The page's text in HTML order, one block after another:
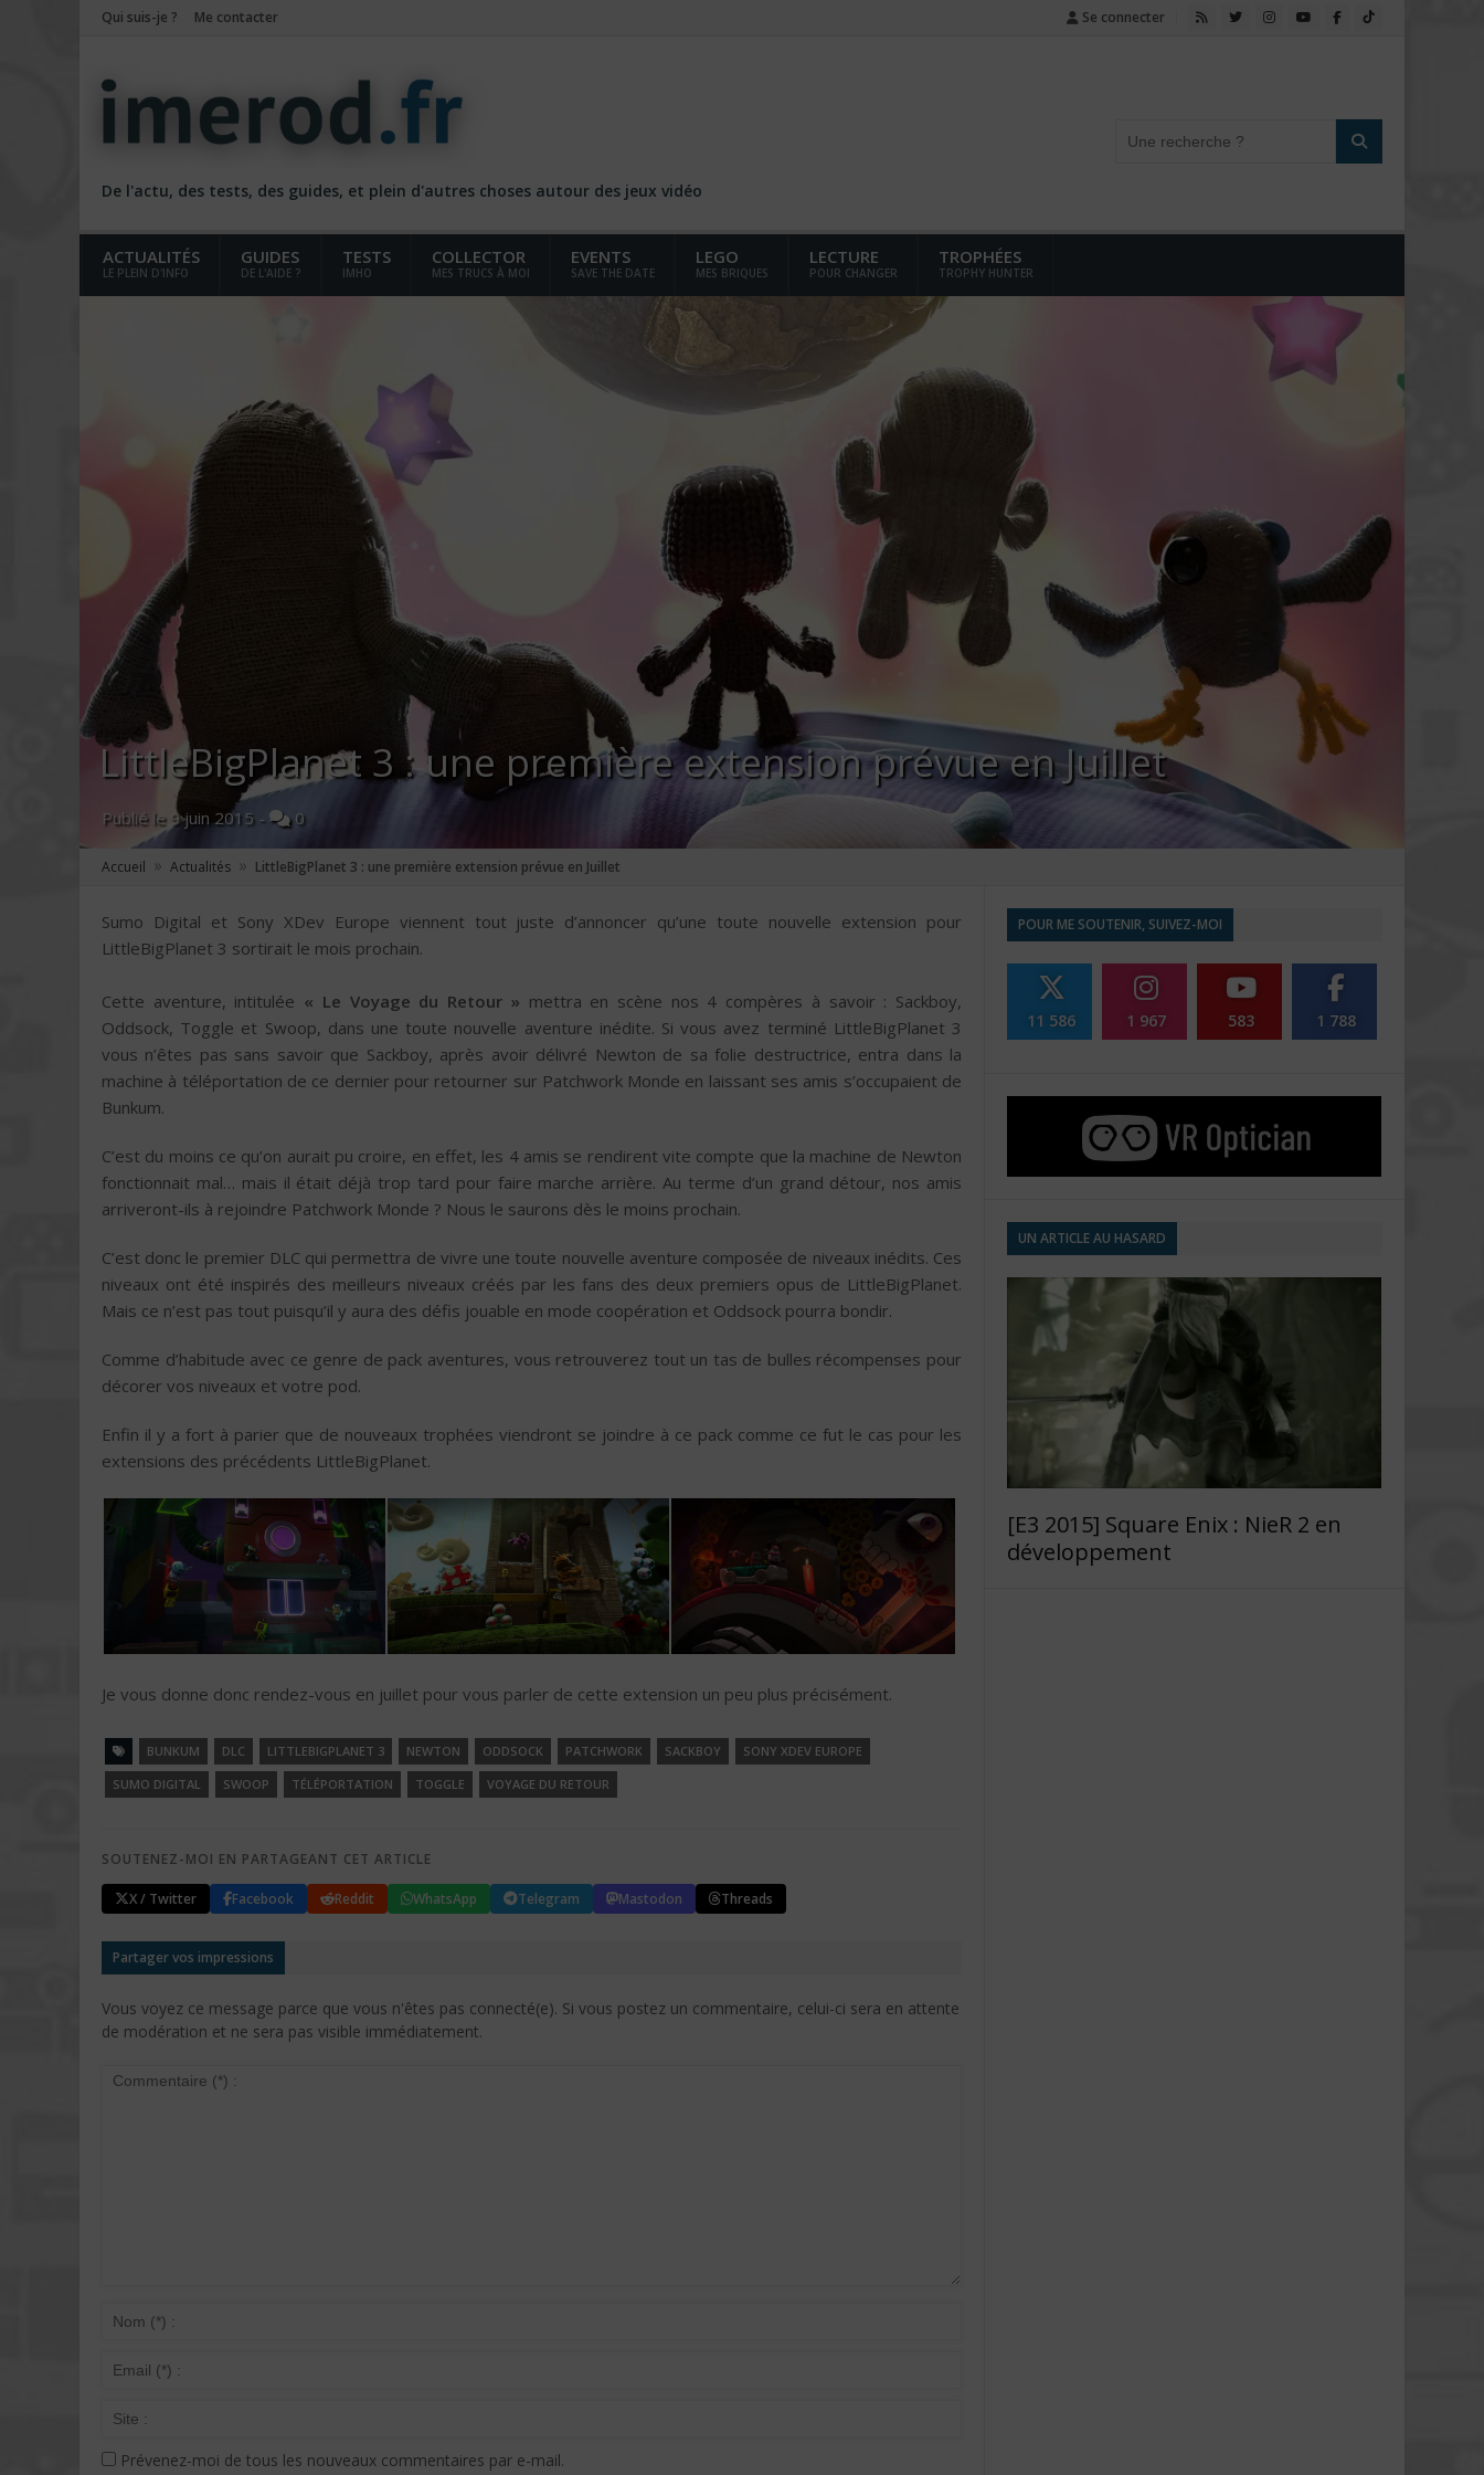
Qui suis-je ? Me contacter Se connecter
De l'actu, des tests, des guides, et plein d'autres choses autour des jeux vidéo
ACTUALITÉS
LE PLEIN D'INFO
GUIDES
DE L'AIDE ?
TESTS
IMHO
COLLECTOR
MES TRUCS À MOI
EVENTS
SAVE THE DATE
LEGO
MES BRIQUES
LECTURE
POUR CHANGER
TROPHÉES
TROPHY HUNTER
LittleBigPlanet 3 : une première extension prévue en Juillet
Publié le 9 juin 2015 - 0
Accueil » Actualités » LittleBigPlanet 3 : une première extension prévue en Juillet
Sumo Digital et Sony XDev Europe viennent tout juste d’annoncer qu’une toute nouvelle extension pour
LittleBigPlanet 3 sortirait le mois prochain.
Cette aventure, intitulée « Le Voyage du Retour » mettra en scène nos 4 compères à savoir : Sackboy,
Oddsock, Toggle et Swoop, dans une toute nouvelle aventure inédite. Si vous avez terminé LittleBigPlanet 3
vous n’êtes pas sans savoir que Sackboy, après avoir délivré Newton de sa folie destructrice, entra dans la
machine à téléportation de ce dernier pour retourner sur Patchwork Monde en laissant ses amis s’occupaient de
Bunkum.
C’est du moins ce qu’on aurait pu croire, en effet, les 4 amis se rendirent vite compte que la machine de Newton
fonctionnait mal… mais il était déjà trop tard pour faire marche arrière. Au terme d’un grand détour, nos amis
arriveront-ils à rejoindre Patchwork Monde ? Nous le saurons dès le moins prochain.
C’est donc le premier DLC qui permettra de vivre une toute nouvelle aventure composée de niveaux inédits. Ces
niveaux ont été inspirés des meilleurs niveaux créés par les fans des deux premiers opus de LittleBigPlanet.
Mais ce n’est pas tout puisqu’il y aura des défis jouable en mode coopération et Oddsock pourra bondir.
Comme d’habitude avec ce genre de pack aventures, vous retrouverez tout un tas de bulles récompenses pour
décorer vos niveaux et votre pod.
Enfin il y a fort à parier que de nouveaux trophées viendront se joindre à ce pack comme ce fut le cas pour les
extensions des précédents LittleBigPlanet.
Je vous donne donc rendez-vous en juillet pour vous parler de cette extension un peu plus précisément.
BUNKUM DLC LITTLEBIGPLANET 3 NEWTON ODDSOCK PATCHWORK SACKBOY
SONY XDEV EUROPE
SUMO DIGITAL
SWOOP TÉLÉPORTATION TOGGLE VOYAGE DU RETOUR
SOUTENEZ-MOI EN PARTAGEANT CET ARTICLE
X / Twitter Facebook Reddit WhatsApp Telegram Mastodon Threads
Partager vos impressions
Vous voyez ce message parce que vous n'êtes pas connecté(e). Si vous postez un commentaire, celui-ci sera en attente
de modération et ne sera pas visible immédiatement.
Prévenez-moi de tous les nouveaux commentaires par e-mail.
POUR ME SOUTENIR, SUIVEZ-MOI
11 586 1 967 583 1 788
UN ARTICLE AU HASARD
[E3 2015] Square Enix : NieR 2 en
développement